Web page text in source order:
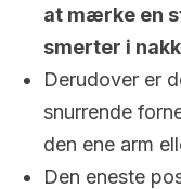
at mærke en
smerter i
Derudover er
snurrende
den ene arm
Den eneste